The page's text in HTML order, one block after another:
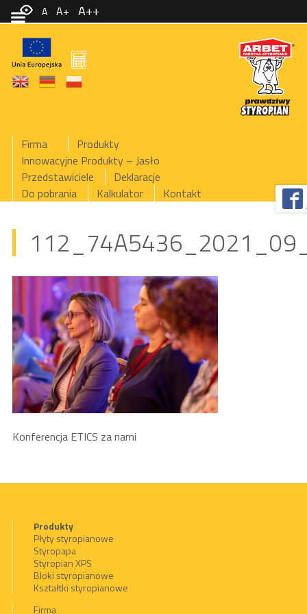
Firma
Produkty
Innowacyjne Produkty – Jasło
Przedstawiciele
Deklaracje
Do pobrania
Kalkulator Kontakt
Konferencja ETICS za nami
Produkty
Płyty styropianowe
Styropapa
Styropian XPS
Bloki styropianowe
Kształtki styropianowe
Firma
A A+ A++